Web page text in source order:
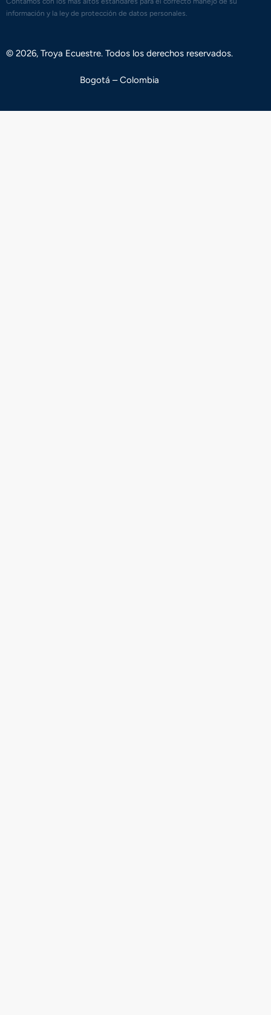
información y la ley de protección de datos personales.
© 2026, Troya Ecuestre. Todos los derechos reservados.
Bogotá – Colombia